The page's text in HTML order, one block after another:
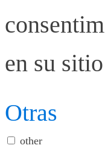
en su
Otras
other